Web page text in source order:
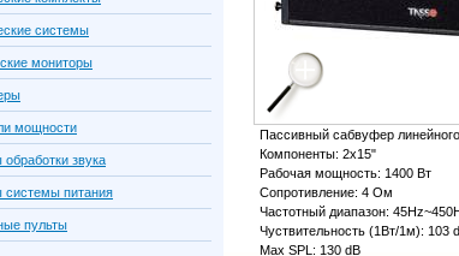
Пассивный сабвуфер
Компоненты: 2x15"
Рабочая мощность: 1400 Вт
Сопротивление: 4 Ом
Частотный диапазон:
Чуствительность (1Вт/1м): 103
Max SPL: 130 dB
системы
мониторы
мощности
звука
системы питания
пульты